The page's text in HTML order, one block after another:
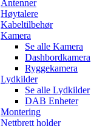
Antenner
Høytalere
Kabeltilbehør
Kamera
Se alle Kamera
Dashbordkamera
Ryggekamera
Lydkilder
Se alle Lydkilder
DAB Enheter
Montering
Nettbrett holder